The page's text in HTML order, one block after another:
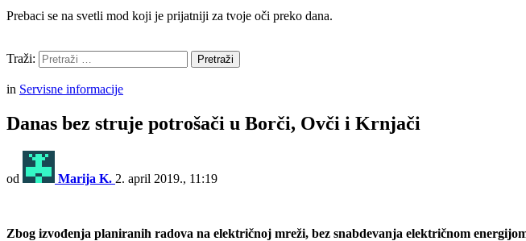
Prebaci se na svetli mod koji je prijatniji za tvoje oči preko dana.
Traži:
Pretraži
in Servisne informacije
Danas bez struje potrošači u Borči, Ovči i Krnjači
od Marija K. 2. april 2019., 11:19
Zbog izvođenja planiranih radova na električnoj mreži, bez snabdevanja električnom